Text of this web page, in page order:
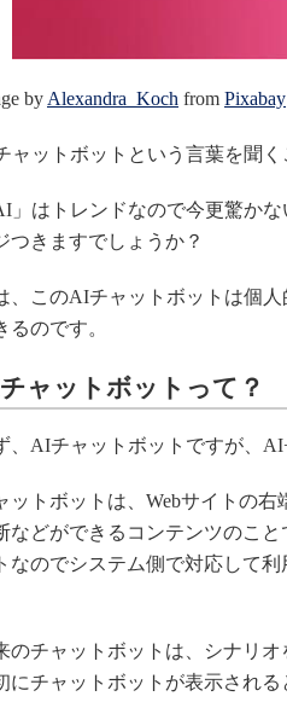
by Alexandra_Koch from Pixabay
ャットボットという言葉を聞く
」はトレンドなので今更驚かな
つきますでしょうか？
、このAIチャットボットは個
るのです。
ャットボットって？
、AIチャットボットですが、
ットボットは、Webサイトの
などができるコンテンツのこ
なのでシステム側で対応して
のチャットボットは、シナリ
にチャットボットが表示され